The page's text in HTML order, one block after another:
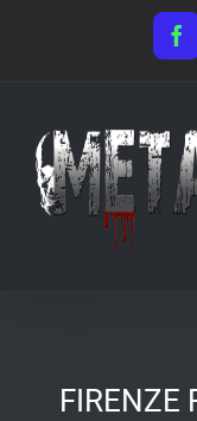
FIRENZE